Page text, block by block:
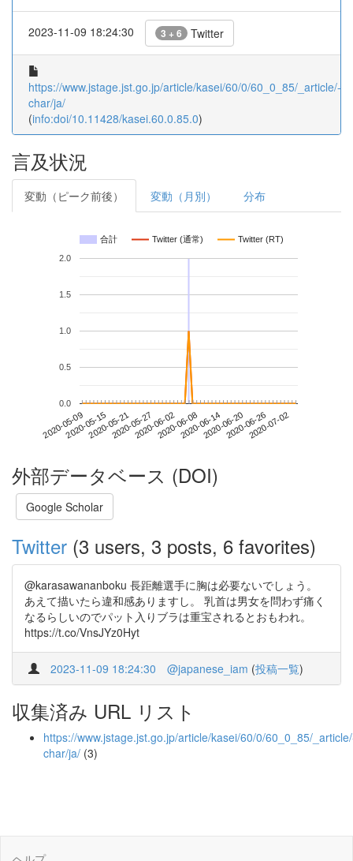
2023-11-09 18:24:30 3 + 6 Twitter
https://www.jstage.jst.go.jp/article/kasei/60/0/60_0_85/_article/-
char/ja/
(info:doi/10.11428/kasei.60.0.85.0)
言及状況
変動（ピーク前後） 変動（月別） 分布
合計 Twitter (通常) Twitter (RT)
2020-05-092020-05-152020-05-212020-05-272020-06-022020-06-082020-06-142020-06-202020-06-262020-07-02
0.0
0.5
1.0
1.5
2.0
外部データベース (DOI)
Google Scholar
Twitter (3 users, 3 posts, 6 favorites)
@karasawananboku 長距離選手に胸は必要ないでしょう。
あえて描いたら違和感ありますし。 乳首は男女を問わず痛く
なるらしいのでパット入りブラは重宝されるとおもわれ。
https://t.co/VnsJYz0Hyt
2023-11-09 18:24:30 @japanese_iam (投稿一覧)
収集済み URL リスト
https://www.jstage.jst.go.jp/article/kasei/60/0/60_0_85/
char/ja/ (3)